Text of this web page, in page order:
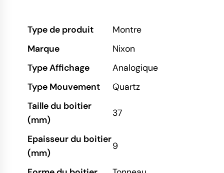
Type de produit
Montre
Marque
Nixon
Type Affichage
Analogique
Type Mouvement
Quartz
Taille du boitier
(mm)
37
Epaisseur du boitier
(mm)
9